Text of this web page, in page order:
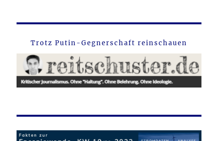
Trotz Putin-Gegnerschaft reinschauen